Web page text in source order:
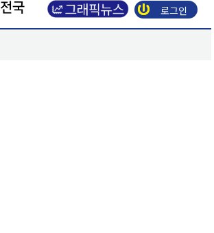
전국 로그인